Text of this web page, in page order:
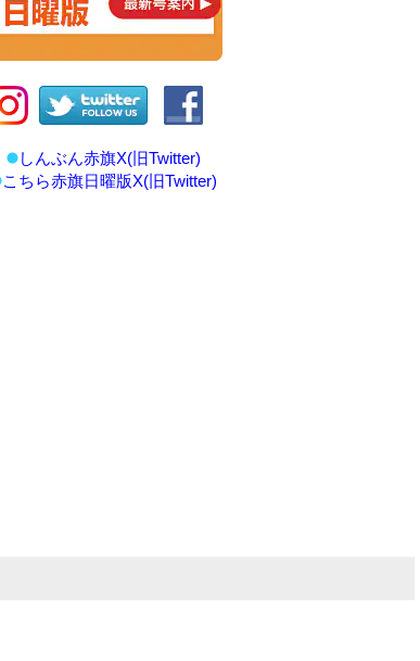
しんぶん赤旗X(旧Twitter)
こちら赤旗日曜版X(旧Twitter)